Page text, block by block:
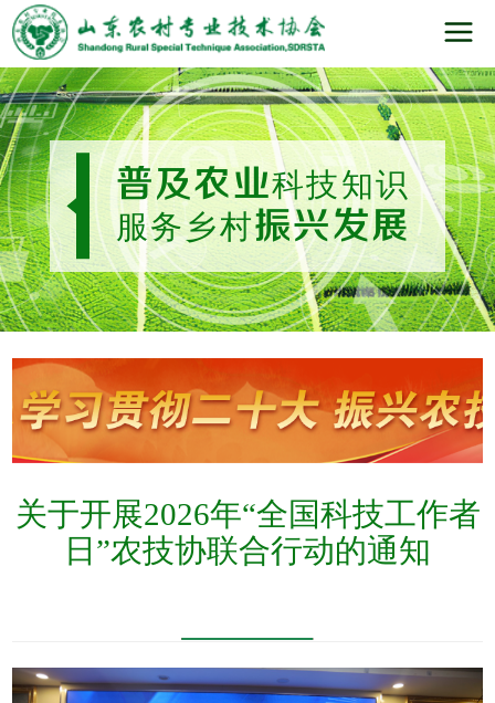
普及农业科技知识
服务乡村振兴发展
关于开展2026年“全国科技工作者
日”农技协联合行动的通知